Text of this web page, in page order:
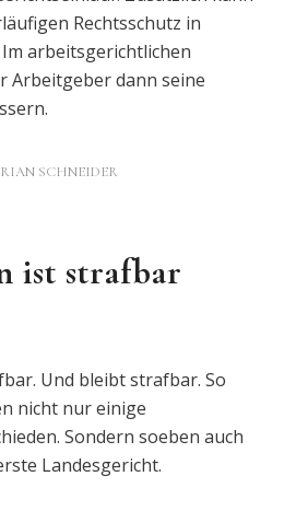
Rechtsschutz in
arbeitsgerichtlichen
Arbeitgeber dann seine
SCHNEIDER
ist strafbar
Und bleibt strafbar. So
nicht nur einige
Sondern soeben auch
Landesgericht.